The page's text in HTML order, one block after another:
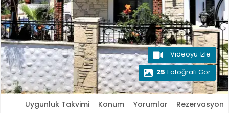
Videoyu İzle
25 Fotoğrafı Gör
Uygunluk Takvimi Konum Yorumlar Rezervasyon